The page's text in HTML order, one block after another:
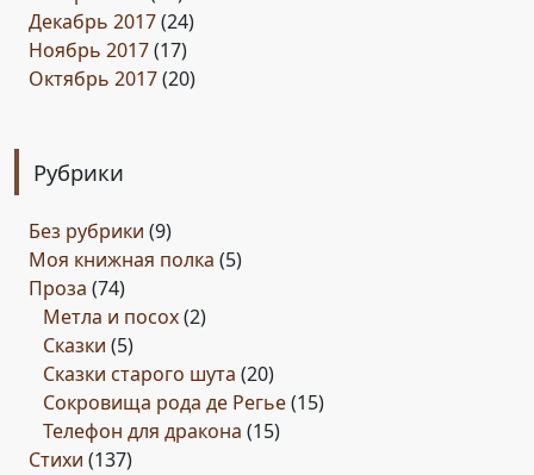
Декабрь 2017(24)
Ноябрь 2017(17)
Октябрь 2017(20)
Рубрики
Без рубрики (9)
Моя книжная полка (5)
Проза (74)
Метла и посох(2)
Сказки (5)
Сказки старого шута (20)
Сокровища рода де Регье(15)
Телефон для дракона (15)
Стихи (137)